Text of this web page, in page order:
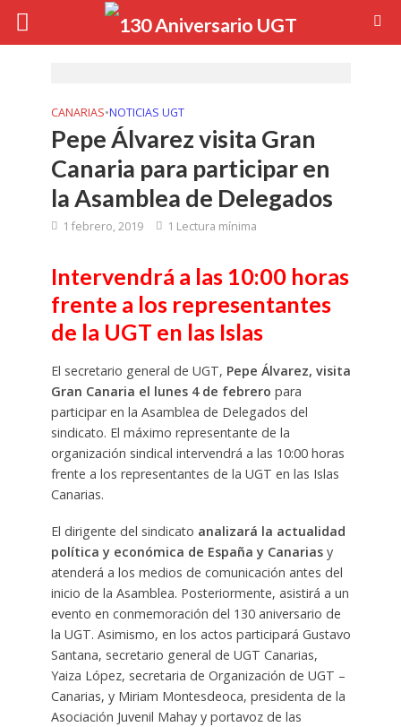
CANARIAS•NOTICIAS UGT
Pepe Álvarez visita Gran
Canaria para participar en
la Asamblea de Delegados
1 febrero, 2019 1 Lectura mínima
Intervendrá a las 10:00 horas
frente a los representantes
de la UGT en las Islas
El secretario general de UGT, Pepe Álvarez, visita
Gran Canaria el lunes 4 de febrero para
participar en la Asamblea de Delegados del
sindicato. El máximo representante de la
organización sindical intervendrá a las 10:00 horas
frente a los representantes de la UGT en las Islas
Canarias.
El dirigente del sindicato analizará la actualidad
política y económica de España y Canariasy
atenderá a los medios de comunicación antes del
inicio de la Asamblea. Posteriormente, asistirá a un
evento en conmemoración del 130 aniversario de
la UGT. Asimismo, en los actos participará Gustavo
Santana, secretario general de UGT Canarias,
Yaiza López, secretaria de Organización de UGT –
Canarias, y Miriam Montesdeoca, presidenta de la
Asociación Juvenil Mahay y portavoz de las